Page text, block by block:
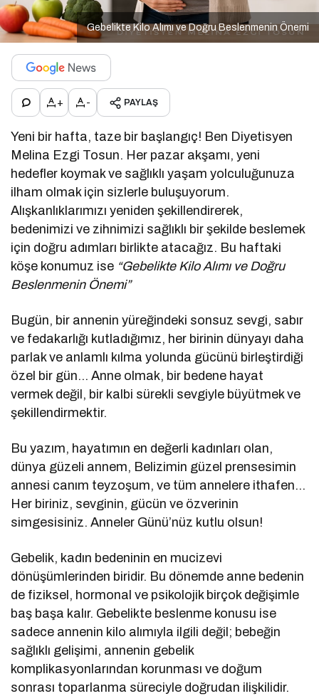
Gebelikte Kilo Alımı ve Doğru Beslenmenin Önemi
+ - PAYLAŞ
Yeni bir hafta, taze bir başlangıç! Ben Diyetisyen
Melina Ezgi Tosun. Her pazar akşamı, yeni
hedefler koymak ve sağlıklı yaşam yolculuğunuza
ilham olmak için sizlerle buluşuyorum.
Alışkanlıklarımızı yeniden şekillendirerek,
bedenimizi ve zihnimizi sağlıklı bir şekilde beslemek
için doğru adımları birlikte atacağız. Bu haftaki
köşe konumuz ise “Gebelikte Kilo Alımı ve Doğru
Beslenmenin Önemi”
Bugün, bir annenin yüreğindeki sonsuz sevgi, sabır
ve fedakarlığı kutladığımız, her birinin dünyayı daha
parlak ve anlamlı kılma yolunda gücünü birleştirdiği
özel bir gün… Anne olmak, bir bedene hayat
vermek değil, bir kalbi sürekli sevgiyle büyütmek ve
şekillendirmektir.
Bu yazım, hayatımın en değerli kadınları olan,
dünya güzeli annem, Belizimin güzel prensesimin
annesi canım teyzoşum, ve tüm annelere ithafen…
Her biriniz, sevginin, gücün ve özverinin
simgesisiniz. Anneler Günü’nüz kutlu olsun!
Gebelik, kadın bedeninin en mucizevi
dönüşümlerinden biridir. Bu dönemde anne bedenin
de fiziksel, hormonal ve psikolojik birçok değişimle
baş başa kalır. Gebelikte beslenme konusu ise
sadece annenin kilo alımıyla ilgili değil; bebeğin
sağlıklı gelişimi, annenin gebelik
komplikasyonlarından korunması ve doğum
sonrası toparlanma süreciyle doğrudan ilişkilidir.